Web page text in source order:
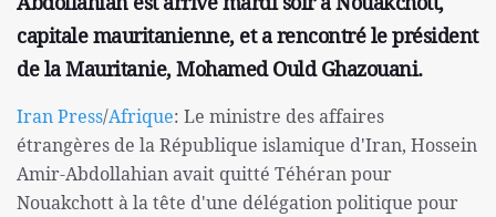
capitale mauritanienne, et a rencontré le président
de la Mauritanie, Mohamed Ould Ghazouani.
Iran Press/Afrique: Le ministre des affaires
étrangères de la République islamique d'Iran, Hossein
Amir-Abdollahian avait quitté Téhéran pour
Nouakchott à la tête d'une délégation politique pour